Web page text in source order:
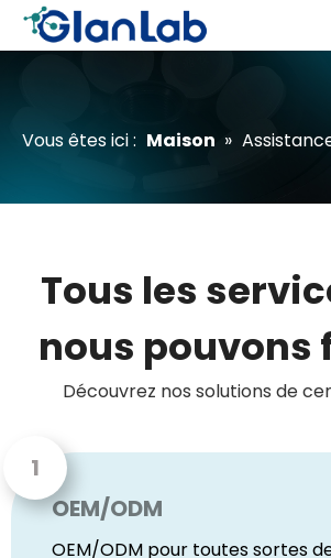
Vous êtes ici : Maison »
Tous les
nous pouvons
Découvrez nos solutions de
OEM/ODM
OEM/ODM pour toutes sortes